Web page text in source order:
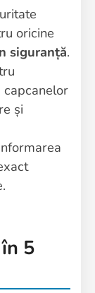
oricine
siguranță.
și
5